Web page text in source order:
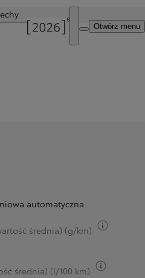
Otwórz menu
automatyczna
średnia) (g/km)
średnia) (l/100 km)